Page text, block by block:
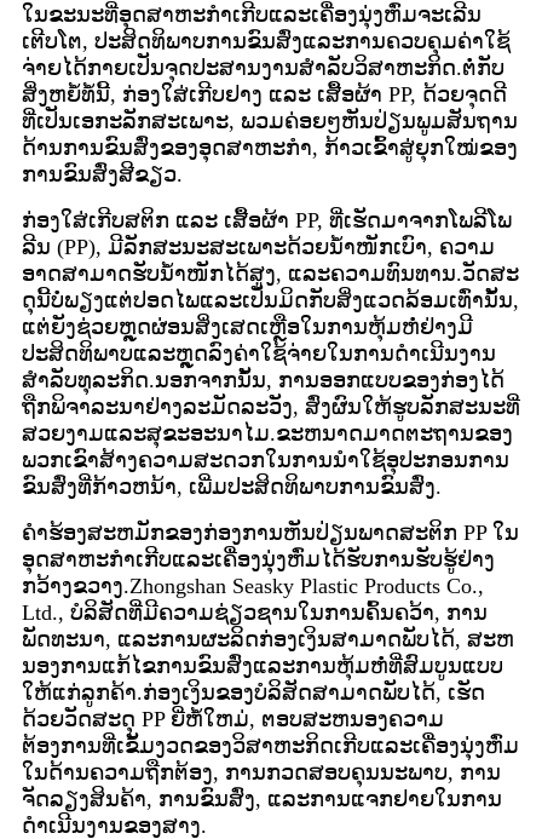
ໃນຂະນະທີ່ອຸດສາຫະກໍາເກີບແລະເຄື່ອງນຸ່ງຫົ່ມຈະເລີນ
ເຕີບໂຕ, ປະສິດທິພາບການຂົນສົ່ງແລະການຄວບຄຸມຄ່າໃຊ້
ຈ່າຍໄດ້ກາຍເປັນຈຸດປະສານງານສໍາລັບວິສາຫະກິດ.ຕໍ່ກັບ
ສິ່ງຫຍໍ້ທໍ້ນີ້, ກ່ອງໃສ່ເກີບຢາງ ແລະ ເສື້ອຜ້າ PP, ດ້ວຍຈຸດດີ
ທີ່ເປັນເອກະລັກສະເພາະ, ພວມຄ່ອຍໆຫັນປ່ຽນພູມສັນຖານ
ດ້ານການຂົນສົ່ງຂອງອຸດສາຫະກຳ, ກ້າວເຂົ້າສູ່ຍຸກໃໝ່ຂອງ
ການຂົນສົ່ງສີຂຽວ.
ກ່ອງໃສ່ເກີບສຕິກ ແລະ ເສື້ອຜ້າ PP, ທີ່ເຮັດມາຈາກໂພລີໂພ
ລີນ (PP), ມີລັກສະນະສະເພາະດ້ວຍນ້ຳໜັກເບົາ, ຄວາມ
ອາດສາມາດຮັບນ້ຳໜັກໄດ້ສູງ, ແລະຄວາມທົນທານ.ວັດສະ
ດຸນີ້ບໍ່ພຽງແຕ່ປອດໄພແລະເປັນມິດກັບສິ່ງແວດລ້ອມເທົ່ານັ້ນ,
ແຕ່ຍັງຊ່ວຍຫຼຸດຜ່ອນສິ່ງເສດເຫຼືອໃນການຫຸ້ມຫໍ່ຢ່າງມີ
ປະສິດທິພາບແລະຫຼຸດລົງຄ່າໃຊ້ຈ່າຍໃນການດໍາເນີນງານ
ສໍາລັບທຸລະກິດ.ນອກຈາກນັ້ນ, ການອອກແບບຂອງກ່ອງໄດ້
ຖືກພິຈາລະນາຢ່າງລະມັດລະວັງ, ສົ່ງຜົນໃຫ້ຮູບລັກສະນະທີ່
ສວຍງາມແລະສຸຂະອະນາໄມ.ຂະຫນາດມາດຕະຖານຂອງ
ພວກເຂົາສ້າງຄວາມສະດວກໃນການນໍາໃຊ້ອຸປະກອນການ
ຂົນສົ່ງທີ່ກ້າວຫນ້າ, ເພີ່ມປະສິດທິພາບການຂົນສົ່ງ.
ຄໍາຮ້ອງສະຫມັກຂອງກ່ອງການຫັນປ່ຽນພາດສະຕິກ PP ໃນ
ອຸດສາຫະກໍາເກີບແລະເຄື່ອງນຸ່ງຫົ່ມໄດ້ຮັບການຮັບຮູ້ຢ່າງ
ກວ້າງຂວາງ.Zhongshan Seasky Plastic Products Co.,
Ltd., ບໍລິສັດທີ່ມີຄວາມຊ່ຽວຊານໃນການຄົ້ນຄວ້າ, ການ
ພັດທະນາ, ແລະການຜະລິດກ່ອງເງິນສາມາດພັບໄດ້, ສະຫ
ນອງການແກ້ໄຂການຂົນສົ່ງແລະການຫຸ້ມຫໍ່ທີ່ສົມບູນແບບ
ໃຫ້ແກ່ລູກຄ້າ.ກ່ອງເງິນຂອງບໍລິສັດສາມາດພັບໄດ້, ເຮັດ
ດ້ວຍວັດສະດຸ PP ຍີ່ຫໍ້ໃຫມ່, ຕອບສະຫນອງຄວາມ
ຕ້ອງການທີ່ເຂັ້ມງວດຂອງວິສາຫະກິດເກີບແລະເຄື່ອງນຸ່ງຫົ່ມ
ໃນດ້ານຄວາມຖືກຕ້ອງ, ການກວດສອບຄຸນນະພາບ, ການ
ຈັດລຽງສິນຄ້າ, ການຂົນສົ່ງ, ແລະການແຈກຢາຍໃນການ
ດໍາເນີນງານຂອງສາງ.